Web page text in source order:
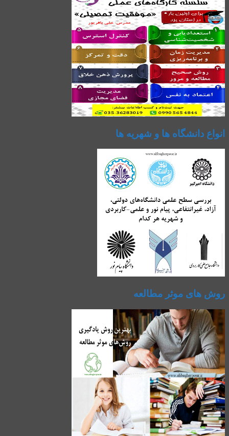
انواع دانشگاه ها و شهریه ها
روش های موثر مطالعه